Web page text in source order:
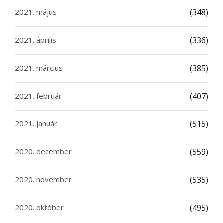
2021. május (348)
2021. április (336)
2021. március (385)
2021. február (407)
2021. január (515)
2020. december (559)
2020. november (535)
2020. október (495)